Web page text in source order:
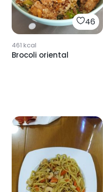
46
461 kcal
Brocoli oriental